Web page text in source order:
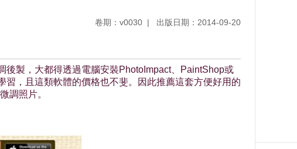
卷期：v0030 出版日期：2014-09-20
製，大都得透過電腦安裝PhotoImpact、PaintShop或
，且這類軟體的價格也不斐。因此推薦這套方便好用的
調照片。